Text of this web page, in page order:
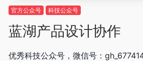
官方公众号 科技公众号
蓝湖产品设计协作
优秀科技公众号，微信号：